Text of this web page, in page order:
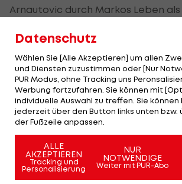
Arnautovic durch Markos Leben
Video.
West Ham - Everton, Samstag 30.3.,
auf DAZNund imLIVE-Ticker
Teil 2 des Arnautovic-
hier im VIDEO:
Datenschutz
Wählen Sie [Alle Akzeptieren] um allen
und Diensten zuzustimmen oder [Nur
PUR Modus, ohne Tracking uns
Werbung fortzufahren. Sie können mit
individuelle Auswahl zu treffen. Sie können
jederzeit über den Button links unten bzw.
der Fußzeile anpassen.
ALLE
AKZEPTIEREN
Tracking und
Personalisierung
NUR
NOTWENDIGE
Weiter mit PUR-Abo